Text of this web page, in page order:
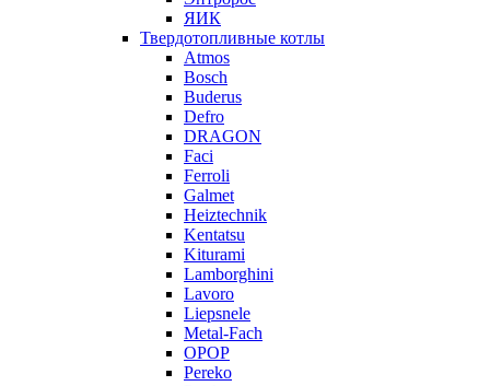
ЯИК
Твердотопливные котлы
Atmos
Bosch
Buderus
Defro
DRAGON
Faci
Ferroli
Galmet
Heiztechnik
Kentatsu
Kiturami
Lamborghini
Lavoro
Liepsnele
Metal-Fach
OPOP
Pereko